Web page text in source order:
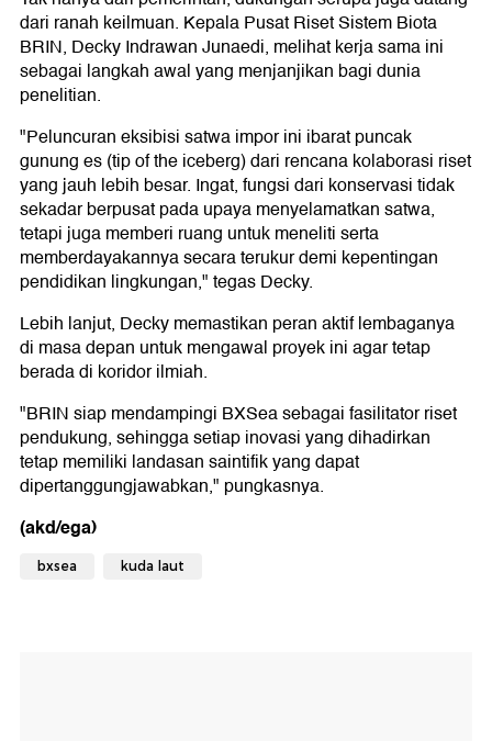
dari ranah keilmuan. Kepala Pusat Riset Sistem Biota
BRIN, Decky Indrawan Junaedi, melihat kerja sama ini
sebagai langkah awal yang menjanjikan bagi dunia
penelitian.
"Peluncuran eksibisi satwa impor ini ibarat puncak
gunung es (tip of the iceberg) dari rencana kolaborasi riset
yang jauh lebih besar. Ingat, fungsi dari konservasi tidak
sekadar berpusat pada upaya menyelamatkan satwa,
tetapi juga memberi ruang untuk meneliti serta
memberdayakannya secara terukur demi kepentingan
pendidikan lingkungan," tegas Decky.
Lebih lanjut, Decky memastikan peran aktif lembaganya
di masa depan untuk mengawal proyek ini agar tetap
berada di koridor ilmiah.
"BRIN siap mendampingi BXSea sebagai fasilitator riset
pendukung, sehingga setiap inovasi yang dihadirkan
tetap memiliki landasan saintifik yang dapat
dipertanggungjawabkan," pungkasnya.
(akd/ega)
bxsea kuda laut